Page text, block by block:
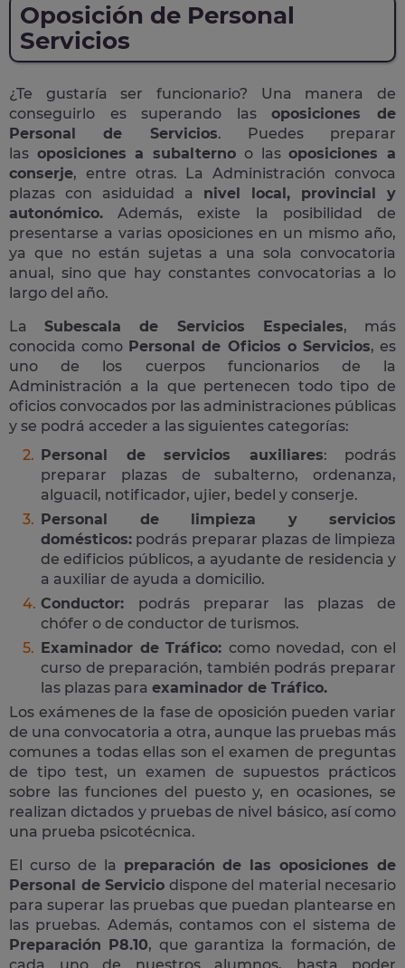
Oposición de Personal
Servicios
¿Te gustaría ser funcionario? Una manera de
conseguirlo es superando lasoposiciones de
Personal de Servicios. Puedes preparar
las oposiciones a subalterno o lasoposiciones a
conserje, entre otras. La Administración convoca
plazas con asiduidad a nivel local, provincial y
autonómico. Además, existe la posibilidad de
presentarse a varias oposiciones en un mismo año,
ya que no están sujetas a una sola convocatoria
anual, sino que hay constantes convocatorias a lo
largo del año.
LaSubescala de Servicios Especiales, más
conocida como Personal de Oficios o Servicios, es
uno de los cuerpos funcionarios de la
Administración a la que pertenecen todo tipo de
oficios convocados por las administraciones públicas
y se podrá acceder a las siguientes categorías:
Personal de servicios auxiliares: podrás
preparar plazas de subalterno, ordenanza,
alguacil, notificador, ujier, bedel y conserje.
Personal de limpieza y servicios
domésticos: podrás preparar plazas de limpieza
de edificios públicos, a ayudante de residencia y
a auxiliar de ayuda a domicilio.
Conductor: podrás preparar las plazas de
chófer o de conductor de turismos.
Examinador de Tráfico: como novedad, con el
curso de preparación, también podrás preparar
las plazas para examinador de Tráfico.
Los exámenes de la fase de oposición pueden variar
de una convocatoria a otra, aunque las pruebas más
comunes a todas ellas son el examen de preguntas
de tipo test, un examen de supuestos prácticos
sobre las funciones del puesto y, en ocasiones, se
realizan dictados y pruebas de nivel básico, así como
una prueba psicotécnica.
El curso de la preparación de las oposiciones de
Personal de Servicio dispone del material necesario
para superar las pruebas que puedan plantearse en
las pruebas. Además, contamos con el sistema de
Preparación P8.10, que garantiza la formación, de